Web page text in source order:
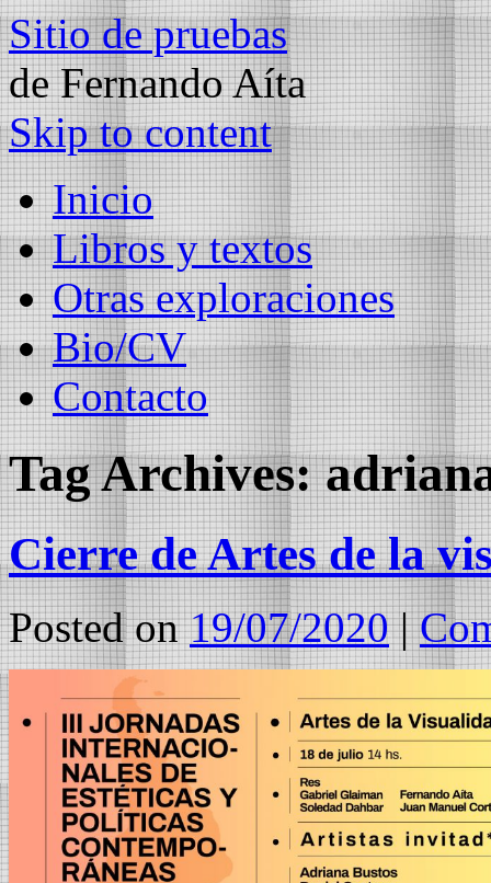
Sitio de pruebas
de Fernando Aíta
Skip to content
Inicio
Libros y textos
Otras exploraciones
Bio/CV
Contacto
Tag Archives:
Cierre de Artes de la
Posted on 19/07/2020 |